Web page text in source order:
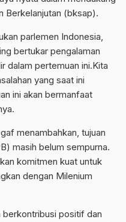
Berkelanjutan (bksap).
parlemen Indonesia,
bertukar pengalaman
dalam pertemuan ini.Kita
yang saat ini
ini akan bermanfaat
menambahkan, tujuan
masih belum sempurna.
komitmen kuat untuk
dengan Milenium
berkontribusi positif dan